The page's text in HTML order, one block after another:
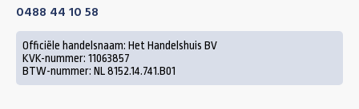
0488 44 10 58
Officiële handelsnaam: Het Handelshuis BV
KVK-nummer: 11063857
BTW-nummer: NL 8152.14.741.B01